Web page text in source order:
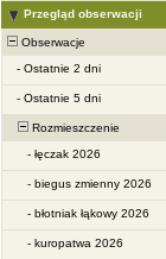
Przegląd obserwacji
Obserwacje
- Ostatnie 2 dni
- Ostatnie 5 dni
Rozmieszczenie
- łęczak 2026
- biegus zmienny 2026
- błotniak łąkowy 2026
- kuropatwa 2026